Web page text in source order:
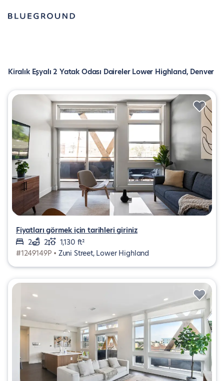
Kiralık Eşyalı 2 Yatak Odası Daireler Lower Highland, Denver
Fiyatları görmek için tarihleri giriniz
2
2
1,130 ft²
#1249149P • Zuni Street, Lower Highland